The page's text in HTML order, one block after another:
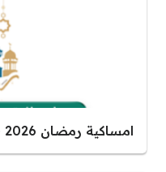
امساكية رمضان 2026 – 1447 حفر الباطن